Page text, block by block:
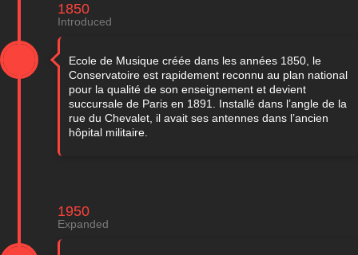
1850
Introduced
Ecole de Musique créée dans les années 1850, le
Conservatoire est rapidement reconnu au plan national
pour la qualité de son enseignement et devient
succursale de Paris en 1891. Installé dans l’angle de la
rue du Chevalet, il avait ses antennes dans l’ancien
hôpital militaire.
1950
Expanded